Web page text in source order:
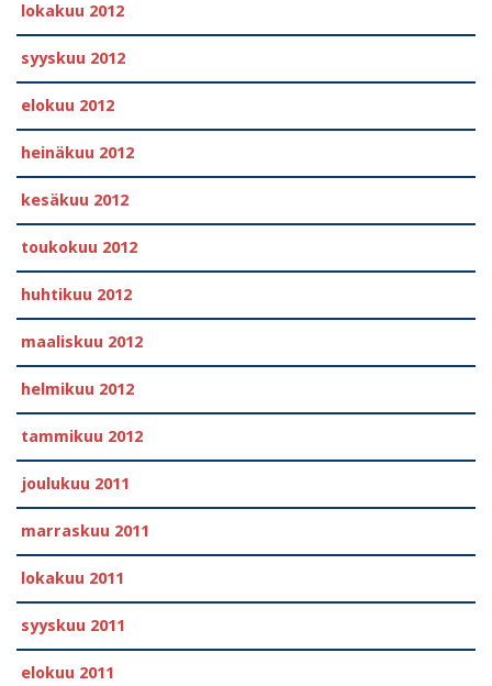
lokakuu 2012
syyskuu 2012
elokuu 2012
heinäkuu 2012
kesäkuu 2012
toukokuu 2012
huhtikuu 2012
maaliskuu 2012
helmikuu 2012
tammikuu 2012
joulukuu 2011
marraskuu 2011
lokakuu 2011
syyskuu 2011
elokuu 2011